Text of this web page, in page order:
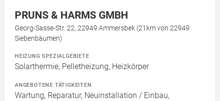
PRUNS & HARMS GMBH
Georg-Sasse-Str. 22, 22949 Ammersbek (21km von 22949
Siebenbäumen)
HEIZUNG SPEZIALGEBIETE
Solarthermie, Pelletheizung, Heizkörper
ANGEBOTENE TÄTIGKEITEN
Wartung, Reparatur, Neuinstallation / Einbau,